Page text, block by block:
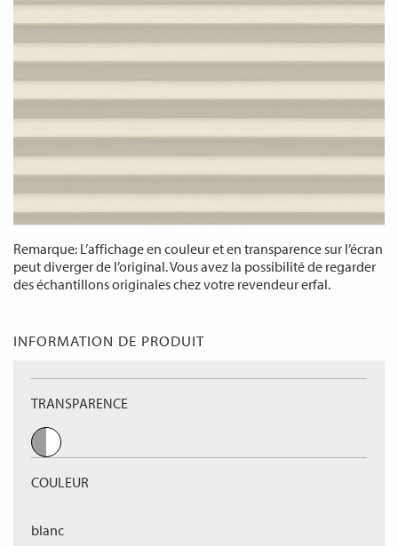
Remarque: L’affichage en couleur et en transparence sur l’écran
peut diverger de l’original. Vous avez la possibilité de regarder
des échantillons originales chez votre revendeur erfal.
INFORMATION DE PRODUIT
TRANSPARENCE
COULEUR
blanc